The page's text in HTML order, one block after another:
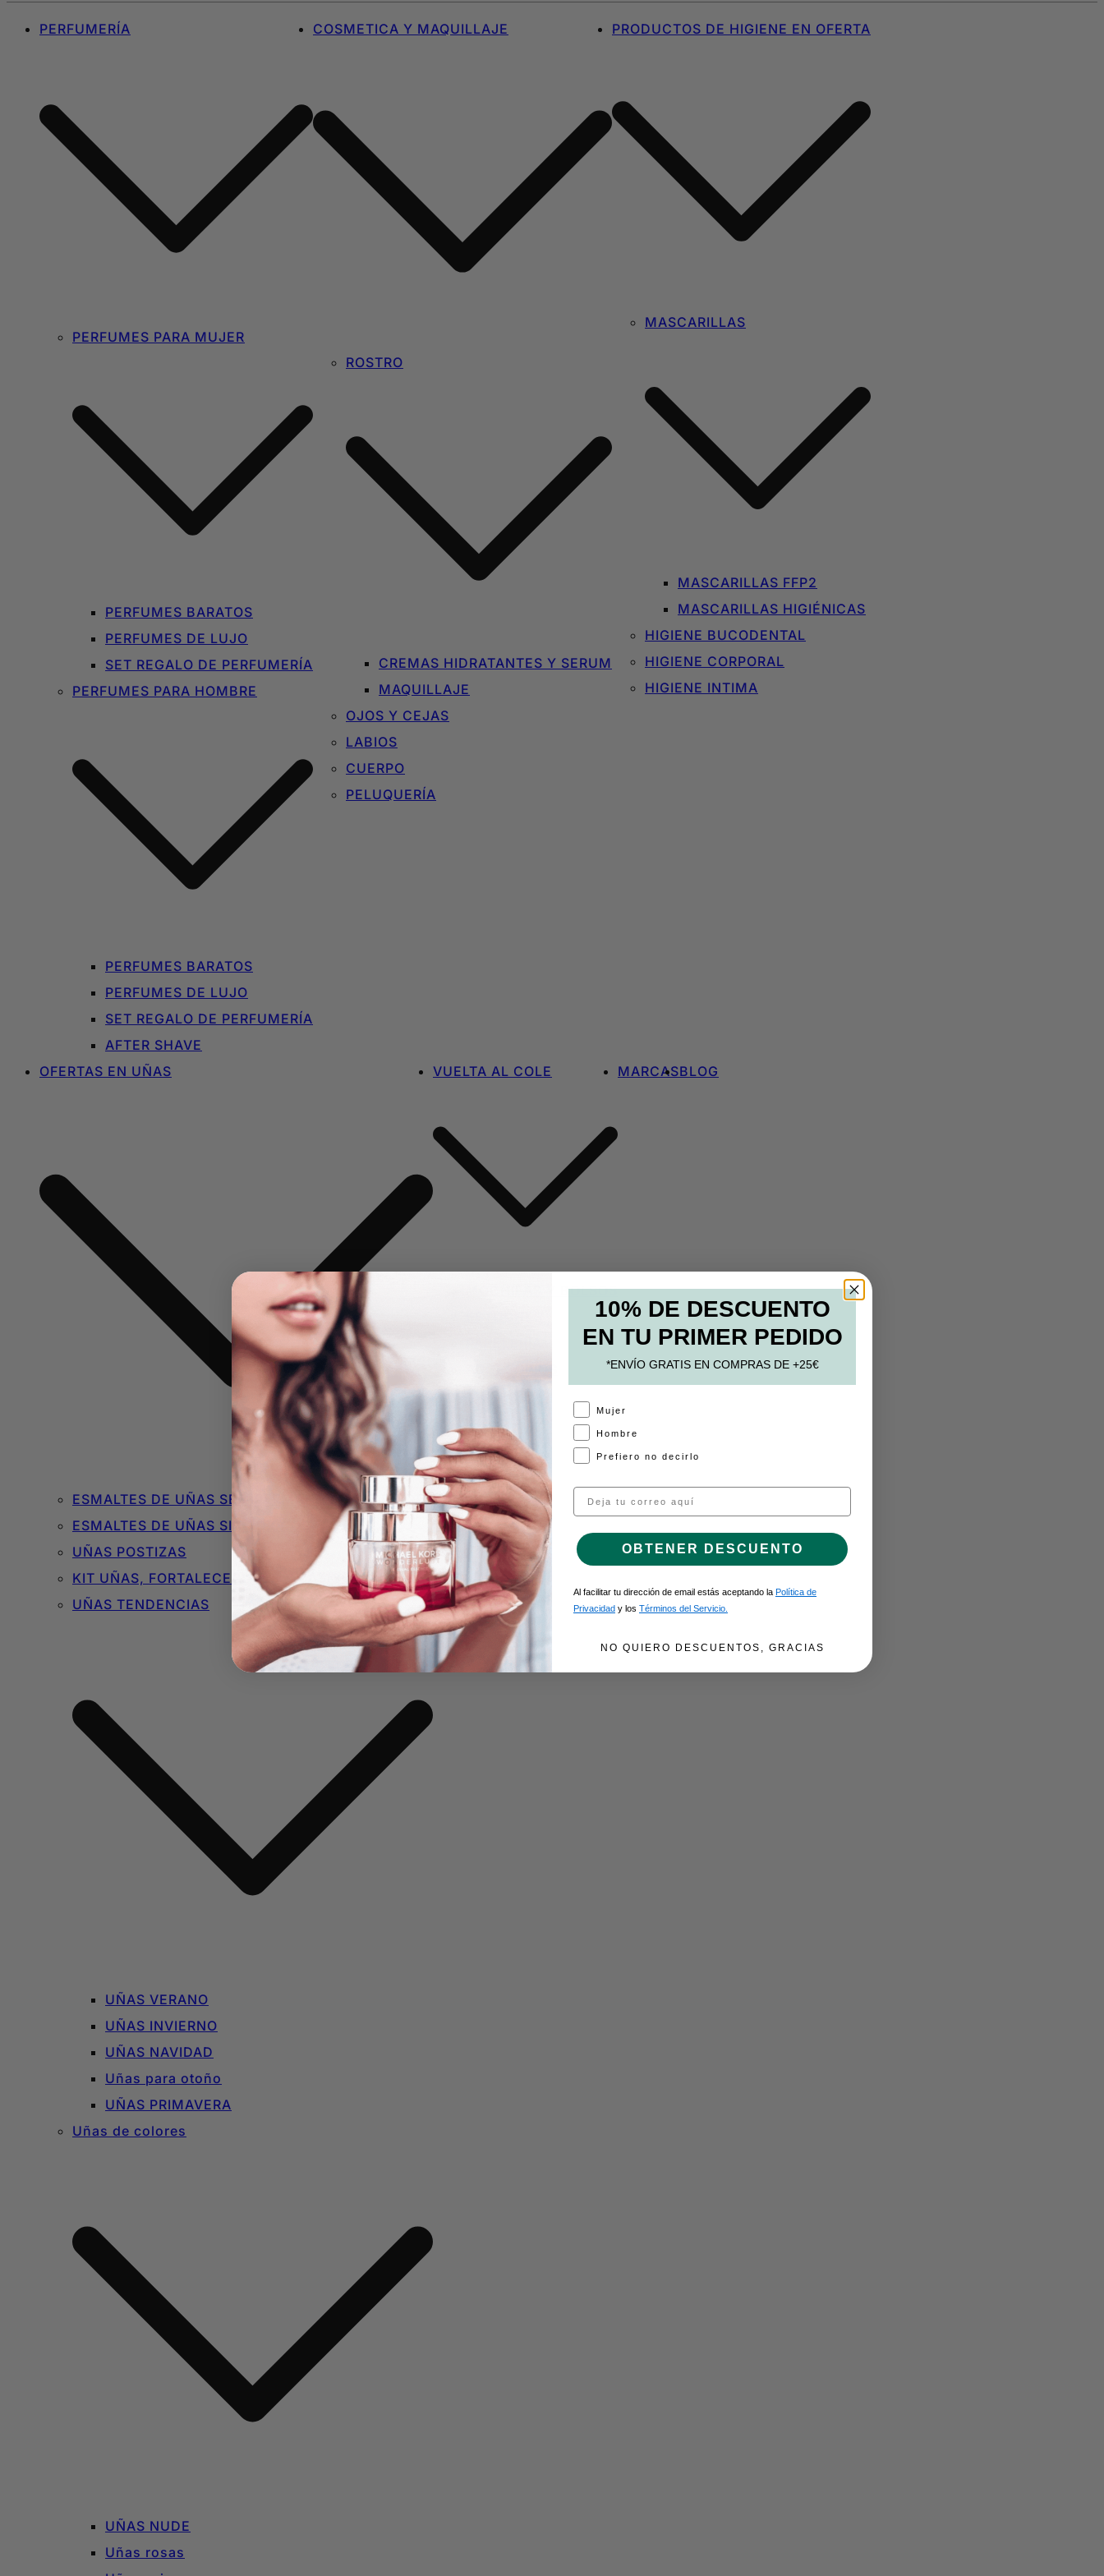
PERFUMERÍA
PERFUMES PARA MUJER
PERFUMES BARATOS
PERFUMES DE LUJO
SET REGALO DE PERFUMERÍA
PERFUMES PARA HOMBRE
PERFUMES BARATOS
PERFUMES DE LUJO
SET REGALO DE PERFUMERÍA
AFTER SHAVE
COSMETICA Y MAQUILLAJE
ROSTRO
CREMAS HIDRATANTES Y SERUM
MAQUILLAJE
OJOS Y CEJAS
LABIOS
CUERPO
PELUQUERÍA
PRODUCTOS DE HIGIENE EN OFERTA
MASCARILLAS
MASCARILLAS FFP2
MASCARILLAS HIGIÉNICAS
HIGIENE BUCODENTAL
HIGIENE CORPORAL
HIGIENE INTIMA
OFERTAS EN UÑAS
ESMALTES DE UÑAS SEMIPERMANENTES O DE GEL
ESMALTES DE UÑAS SIN TÓXICOS
UÑAS POSTIZAS
KIT UÑAS, FORTALECEDORES Y BÁSICOS
UÑAS TENDENCIAS
UÑAS VERANO
UÑAS INVIERNO
UÑAS NAVIDAD
Uñas para otoño
UÑAS PRIMAVERA
Uñas de colores
UÑAS NUDE
Uñas rosas
VUELTA AL COLE
MOCHILAS Y BOLSOS
MARCASBLOG
10% DE DESCUENTO
EN TU PRIMER PEDIDO
*ENVÍO GRATIS EN COMPRAS DE +25€
A Mujer
Hombre
Prefiero no decirlo
Email
OBTENER DESCUENTO
Al facilitar tu dirección de email estás aceptando la Política de
Privacidad y los Términos del Servicio.
NO QUIERO DESCUENTOS, GRACIAS